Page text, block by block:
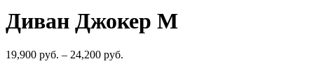
Диван Джокер М
19,900 руб. – 24,200 руб.